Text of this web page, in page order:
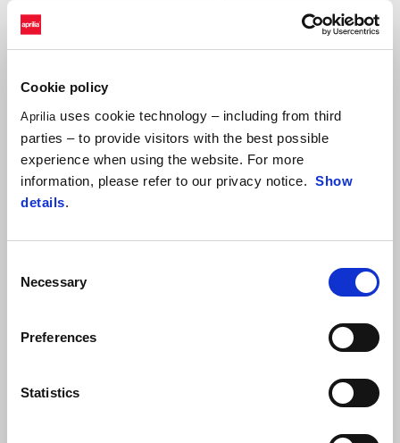
Cookie policy
Aprilia uses cookie technology – including from third
parties – to provide visitors with the best possible
experience when using the website. For more
information, please refer to our privacy notice. Show
details.
Selection
Necessary
Preferences
Statistics
Varanus Black
Cubozoa White
Aprilia RX 125